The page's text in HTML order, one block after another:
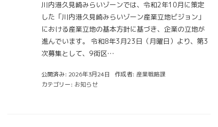
川内港久見崎みらいゾーンでは、令和2年10月に策定
した「川内港久見崎みらいゾーン産業立地ビジョン」
における産業立地の基本方針に基づき、企業の立地が
進んでいます。 令和8年3月23日（月曜日）より、第3
次募集として、9街区…
公開済み: 2026年3月24日 作成者: 産業戦略課
カテゴリー: お知らせ